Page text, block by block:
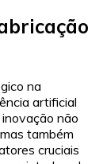
na
artificial
não
também
cruciais